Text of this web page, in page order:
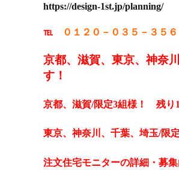
https://design-1st.jp/planning/
℡ ０１２０－０３５－３５６
京都、滋賀、東京、神奈
す！
京都、滋賀/限定3組様！ 残り
東京、神奈川、千葉、 埼玉/限
注文住宅モニターの詳細・募